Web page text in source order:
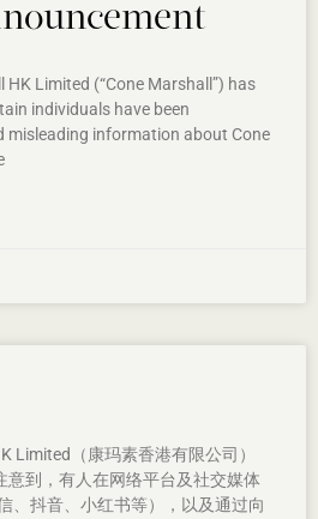
HK Limited (“Cone Marshall”) has
individuals have been
misleading information about Cone
Limited（康玛素香港有限公司）
意到，有人在网络平台及社交媒体
、抖音、小红书等），以及通过向